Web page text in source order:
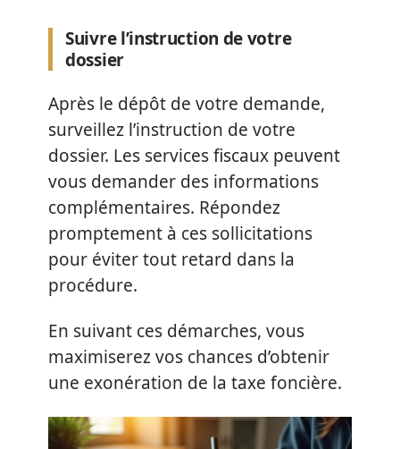
Suivre l’instruction de votre
dossier
Après le dépôt de votre demande,
surveillez l’instruction de votre
dossier. Les services fiscaux peuvent
vous demander des informations
complémentaires. Répondez
promptement à ces sollicitations
pour éviter tout retard dans la
procédure.
En suivant ces démarches, vous
maximiserez vos chances d’obtenir
une exonération de la taxe foncière.